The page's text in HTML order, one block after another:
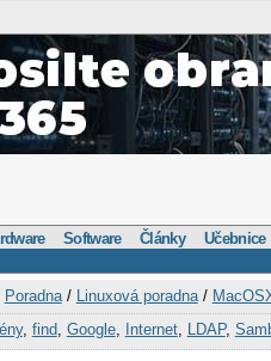
Software Články Učebnice
Poradna/ Linuxová poradna/
, find, Google, Internet, LDAP,